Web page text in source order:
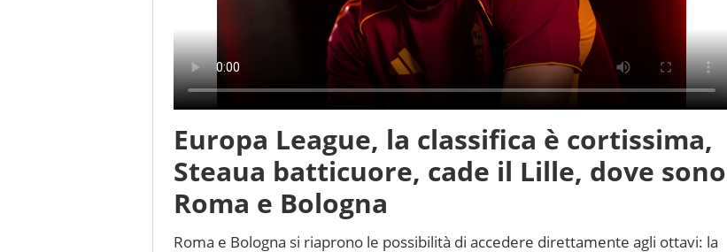
Europa League, la classifica è cortissima,
Steaua batticuore, cade il Lille, dove sono
Roma e Bologna
Roma e Bologna si riaprono le possibilità di accedere direttamente agli ottavi: la